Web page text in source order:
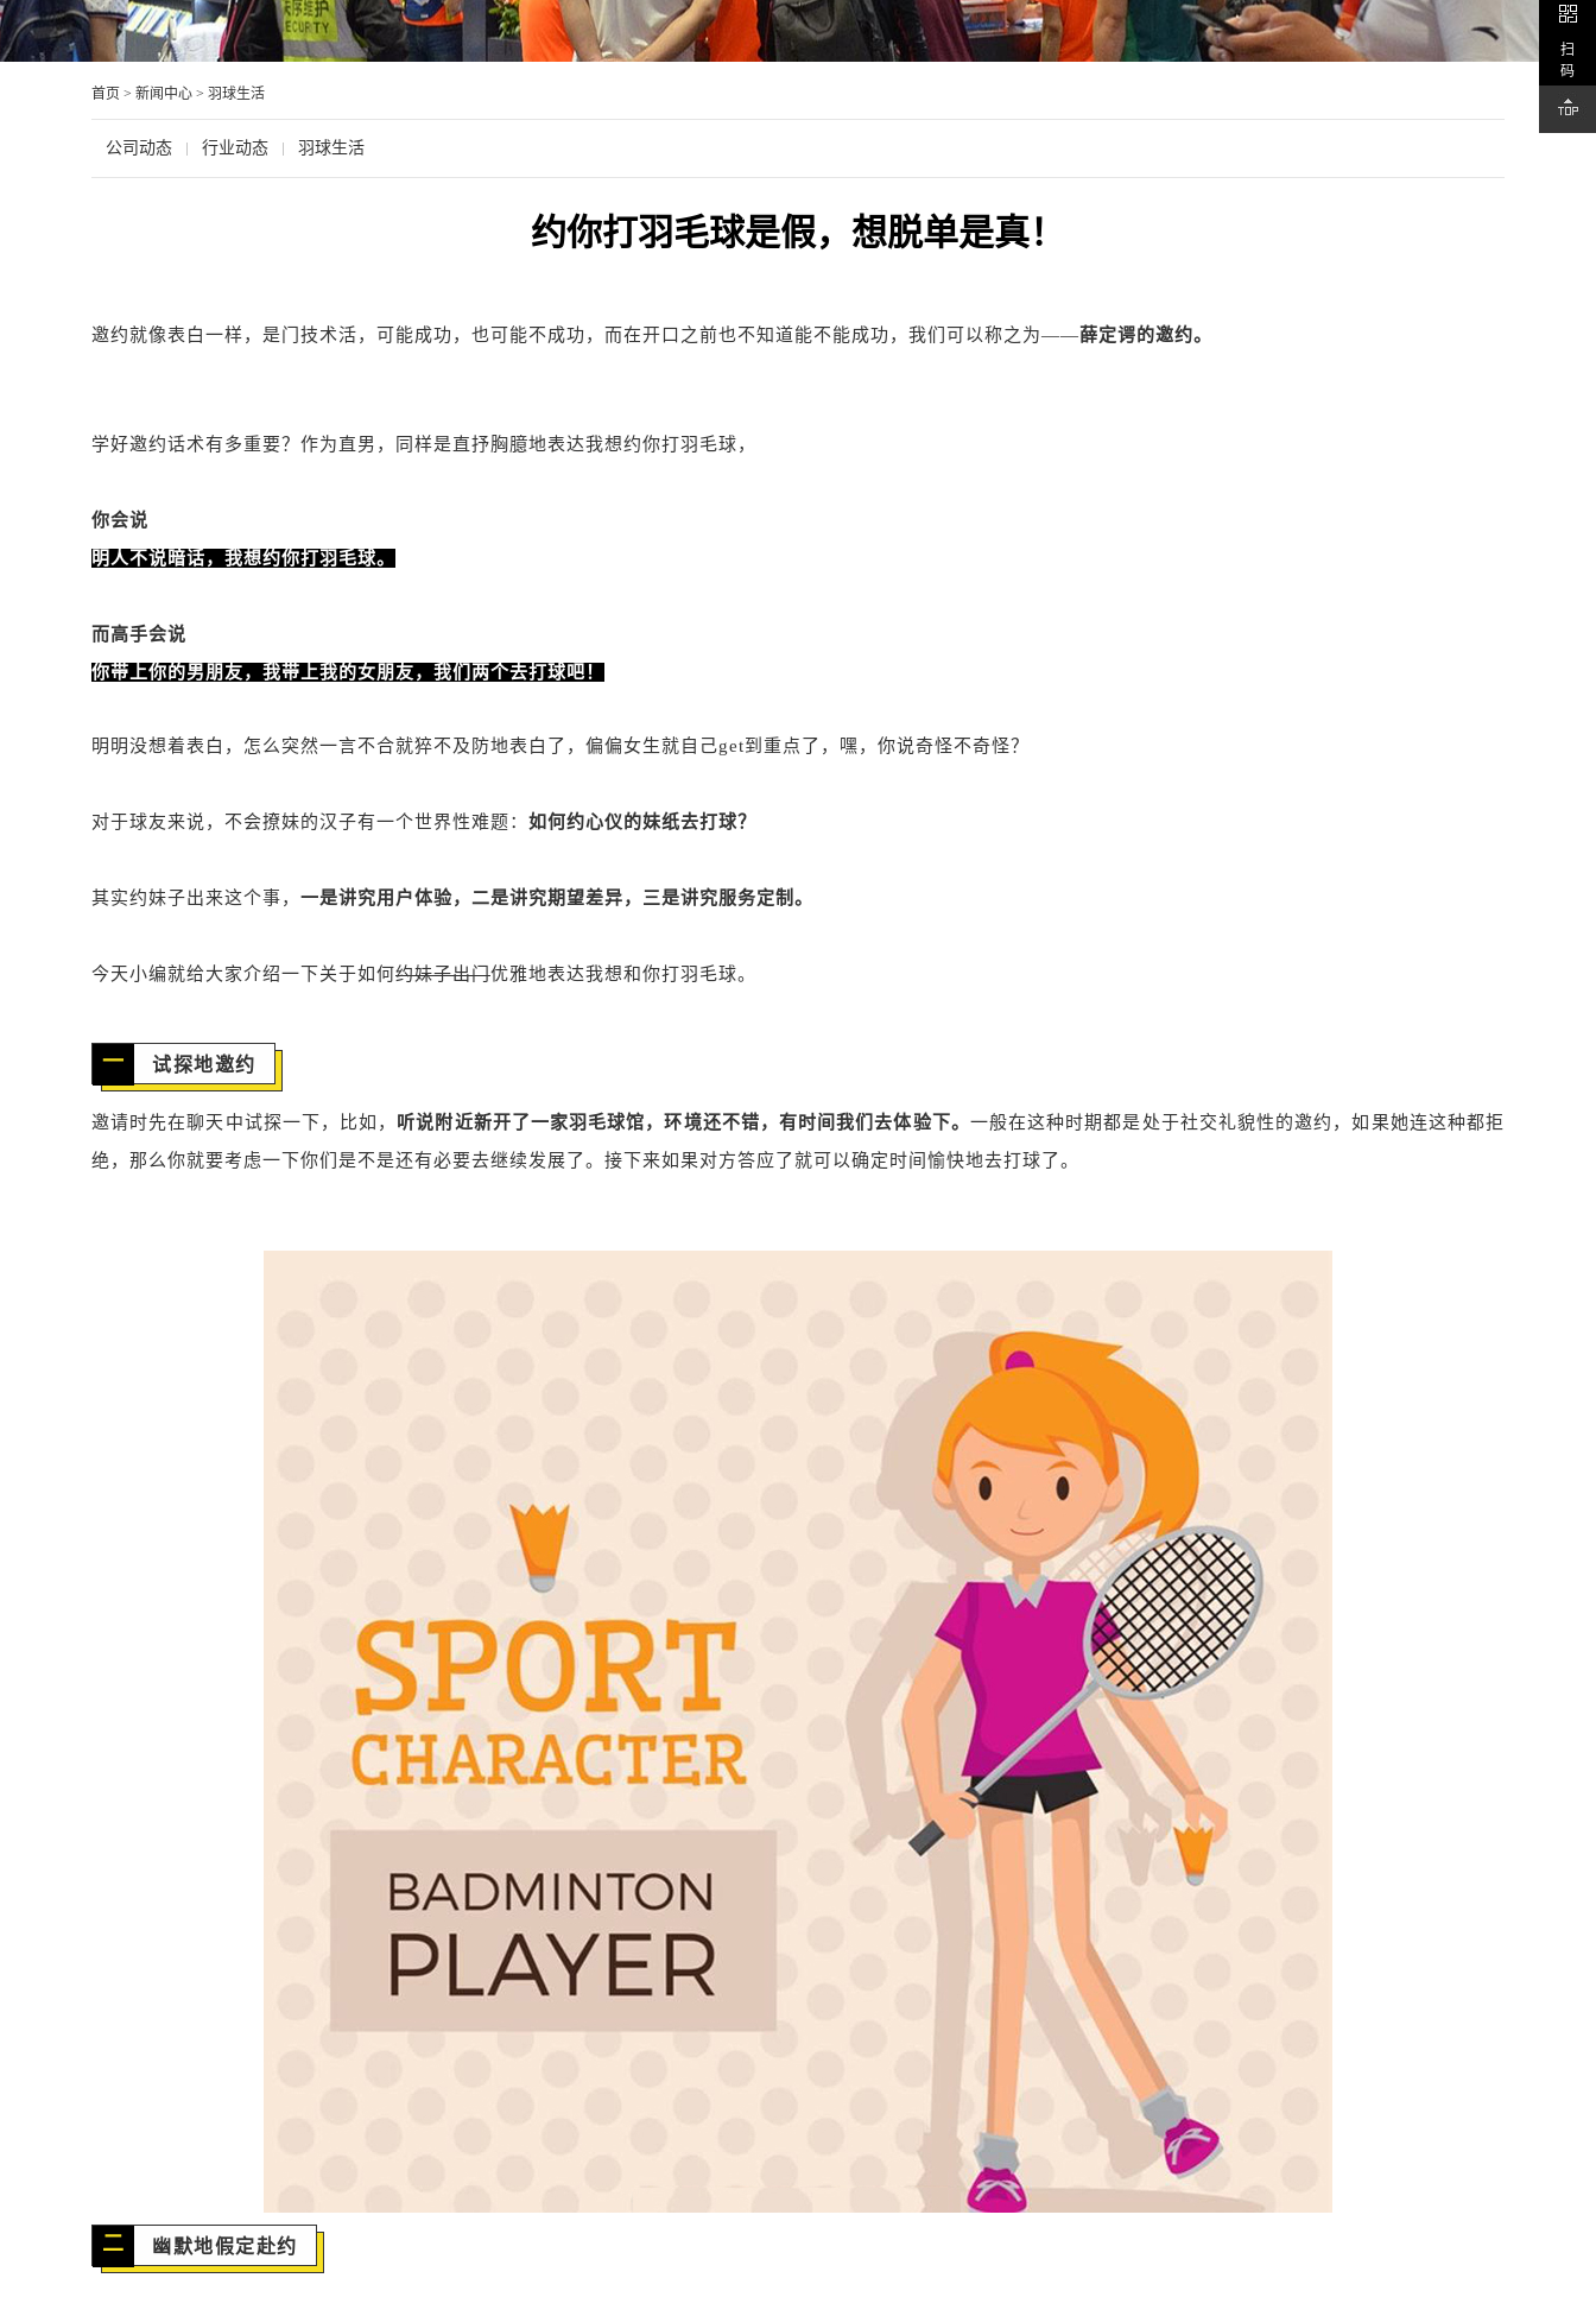
首页 > 新闻中心 > 羽球生活
公司动态 行业动态 羽球生活
约你打羽毛球是假，想脱单是真！
邀约就像表白一样，是门技术活，可能成功，也可能不成功，而在开口之前也不知道能不能成功，我们可以称之为——薛定谔的邀约。
学好邀约话术有多重要？作为直男，同样是直抒胸臆地表达我想约你打羽毛球，
你会说
明人不说暗话，我想约你打羽毛球。
而高手会说
你带上你的男朋友，我带上我的女朋友，我们两个去打球吧！
明明没想着表白，怎么突然一言不合就猝不及防地表白了，偏偏女生就自己get到重点了，嘿，你说奇怪不奇怪？
对于球友来说，不会撩妹的汉子有一个世界性难题： 如何约心仪的妹纸去打球？
其实约妹子出来这个事， 一是讲究用户体验，二是讲究期望差异，三是讲究服务定制。
今天小编就给大家介绍一下关于如何约妹子出门优雅地表达我想和你打羽毛球。
一 试探地邀约
邀请时先在聊天中试探一下，比如， 听说附近新开了一家羽毛球馆，环境还不错，有时间我们去体验下。 一般在这种时期都是处于社交礼貌性的邀约，如果她连这种都拒
绝，那么你就要考虑一下你们是不是还有必要去继续发展了。接下来如果对方答应了就可以确定时间愉快地去打球了。
二 幽默地假定赴约
扫
码